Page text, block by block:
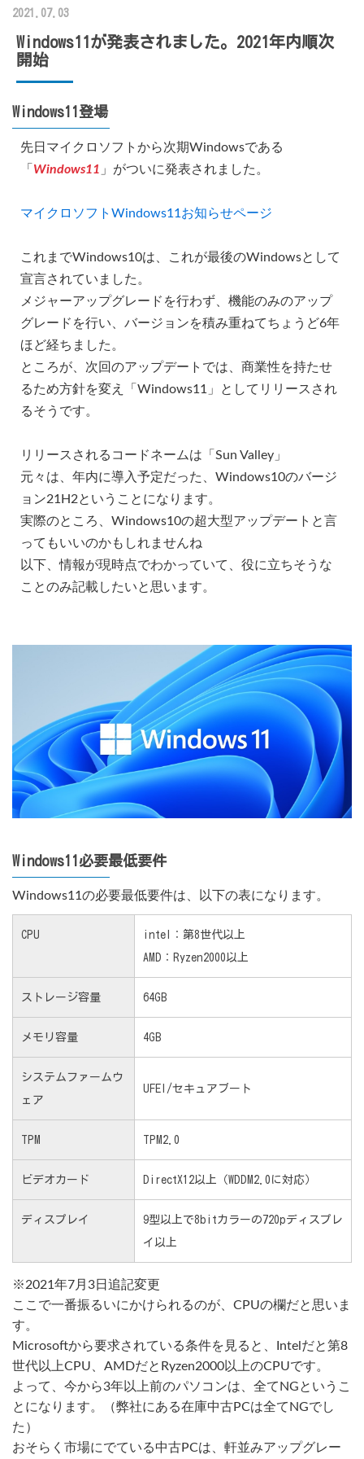
2021.07.03
Windows11が発表されました。2021年内順次
開始
Windows11登場
先日マイクロソフトから次期Windowsである
「 Windows11 」がついに発表されました。
マイクロソフトWindows11お知らせページ
これまでWindows10は、これが最後のWindowsとして
宣言されていました。
メジャーアップグレードを行わず、機能のみのアップ
グレードを行い、バージョンを積み重ねてちょうど6年
ほど経ちました。
ところが、次回のアップデートでは、商業性を持たせ
るため方針を変え「Windows11」としてリリースされ
るそうです。
リリースされるコードネームは「Sun Valley」
元々は、年内に導入予定だった、Windows10のバージ
ョン21H2ということになります。
実際のところ、Windows10の超大型アップデートと言
ってもいいのかもしれませんね
以下、情報が現時点でわかっていて、役に立ちそうな
ことのみ記載したいと思います。
Windows11必要最低要件
Windows11の必要最低要件は、以下の表になります。
CPU
intel：第8世代以上
AMD：Ryzen2000以上
ストレージ容量 64GB
メモリ容量 4GB
システムファームウ
ェア
UFEI/セキュアブート
TPM TPM2.0
ビデオカード DirectX12以上（WDDM2.0に対応）
ディスプレイ
9型以上で8bitカラーの720pディスプレ
イ以上
※2021年7月3日追記変更
ここで一番振るいにかけられるのが、CPUの欄だと思いま
す。
Microsoftから要求されている条件を見ると、Intelだと第8
世代以上CPU、AMDだとRyzen2000以上のCPUです。
よって、今から3年以上前のパソコンは、全てNGというこ
とになります。（弊社にある在庫中古PCは全てNGでし
た）
おそらく市場にでている中古PCは、軒並みアップグレー